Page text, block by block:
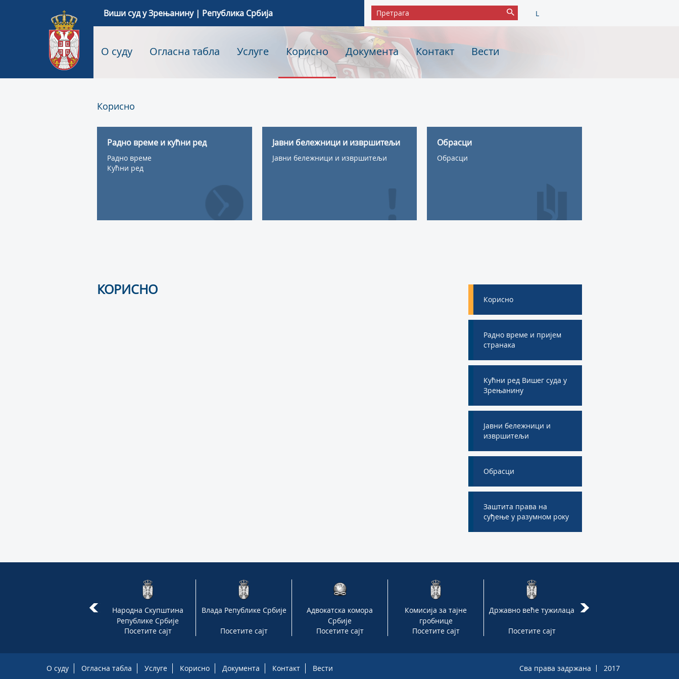
Виши суд у Зрењанину | Република Србија L
О суду Огласна табла Услуге Корисно Документа Контакт Вести
Корисно
Радно време и кућни ред
Радно време
Кућни ред
Јавни бележници и извршитељи
Јавни бележници и извршитељи
Обрасци
Обрасци
Корисно
Радно време и пријем
странака
Кућни ред Вишег суда у
Зрењанину
Јавни бележници и
извршитељи
Обрасци
Заштита права на
суђење у разумном року
КОРИСНО
Народна Скупштина
Републике Србије
Посетите сајт
Влада Републике Србије
Посетите сајт
Адвокатска комора
Србије
Посетите сајт
Комисија за тајне
гробнице
Посетите сајт
Државно веће тужилаца
Посетите сајт
Врховни касациони суд
О суду Огласна табла Услуге Корисно Документа Контакт Вести Сва права задржана 2017